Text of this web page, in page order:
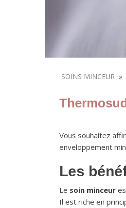
SOINS MINCEUR »
Vous souhaitez
enveloppement
Les
Le soin minceur
Il est riche en